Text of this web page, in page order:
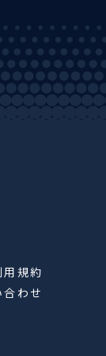
用規約
合わせ